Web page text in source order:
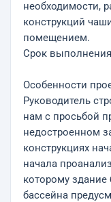
необходимости,
конструкций
помещением.
Срок
Особенности
Руководитель
нам с просьбой
недостроенном
конструкциях
начала
которому
бассейна